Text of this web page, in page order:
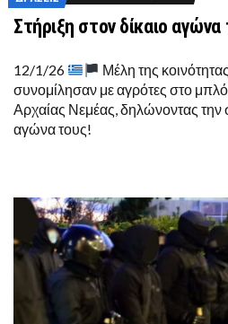
Στήριξη στον δίκαιο
12/1/26
Μέλη της
συνομίλησαν με αγρότες στο
Αρχαίας Νεμέας, δηλώνοντας την
αγώνα τους!